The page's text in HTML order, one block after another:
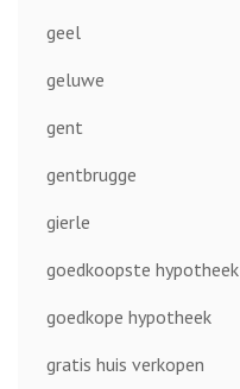
geel
geluwe
gent
gentbrugge
gierle
goedkoopste hypotheek
goedkope hypotheek
gratis huis verkopen